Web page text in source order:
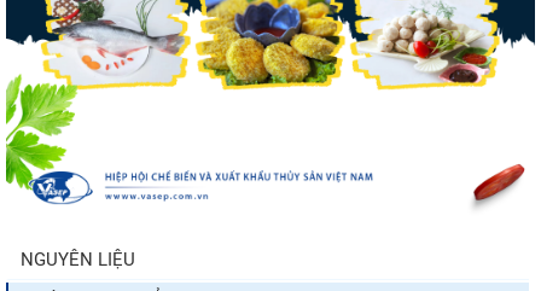
Còn chưa đầy 3 tuần đến Vietfish 2026: Sẵn
sàng cho chuỗi...
Thông báo 407/TB-VPCP: Tập trung cao độ,
tạo chuyển biến...
NGUYÊN LIỆU